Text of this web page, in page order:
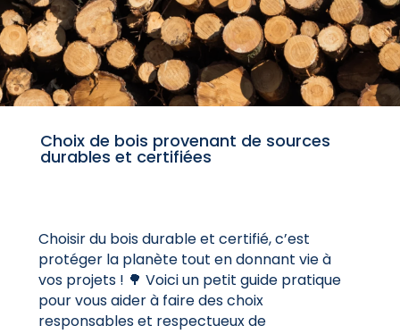
Choix de bois provenant de sources
durables et certifiées
Choisir du bois durable et certifié, c’est
protéger la planète tout en donnant vie à
vos projets ! 🌳 Voici un petit guide pratique
pour vous aider à faire des choix
responsables et respectueux de